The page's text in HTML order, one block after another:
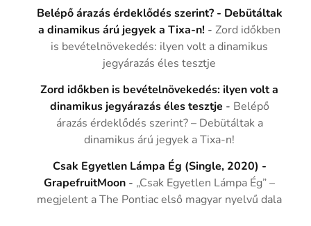
Belépő árazás érdeklődés szerint? - Debütáltak
a dinamikus árú jegyek a Tixa-n! -Zord időkben
is bevételnövekedés: ilyen volt a dinamikus
jegyárazás éles tesztje
Zord időkben is bevételnövekedés: ilyen volt a
dinamikus jegyárazás éles tesztje - Belépő
árazás érdeklődés szerint? – Debütáltak a
dinamikus árú jegyek a Tixa-n!
Csak Egyetlen Lámpa Ég (Single, 2020) -
GrapefruitMoon - „Csak Egyetlen Lámpa Ég” –
megjelent a The Pontiac első magyar nyelvű dala